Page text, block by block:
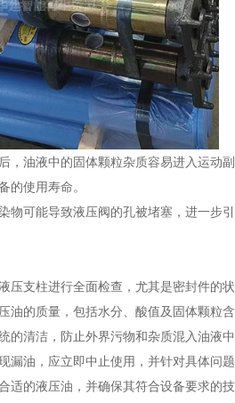
，油液中的固体颗粒杂质容易进入运动
的使用寿命。
物可能导致液压阀的孔被堵塞，进一步
压支柱进行全面检查，尤其是密封件的
油的质量，包括水分、酸值及固体颗粒
的清洁，防止外界污物和杂质混入油液中
漏油，应立即中止使用，并针对具体问
适的液压油，并确保其符合设备要求的